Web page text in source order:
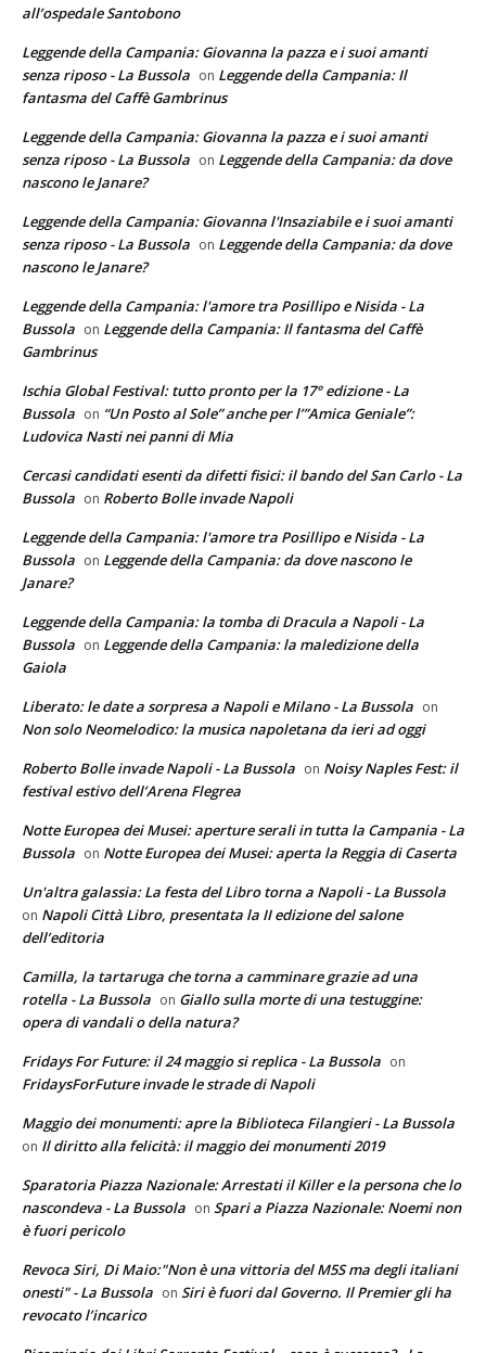
all’ospedale Santobono
Leggende della Campania: Giovanna la pazza e i suoi amanti
senza riposo - La Bussola on Leggende della Campania: Il
fantasma del Caffè Gambrinus
Leggende della Campania: Giovanna la pazza e i suoi amanti
senza riposo - La Bussola on Leggende della Campania: da dove
nascono le Janare?
Leggende della Campania: Giovanna l'Insaziabile e i suoi amanti
senza riposo - La Bussola on Leggende della Campania: da dove
nascono le Janare?
Leggende della Campania: l'amore tra Posillipo e Nisida - La
Bussola on Leggende della Campania: Il fantasma del Caffè
Gambrinus
Ischia Global Festival: tutto pronto per la 17° edizione - La
Bussola on “Un Posto al Sole” anche per l’”Amica Geniale”:
Ludovica Nasti nei panni di Mia
Cercasi candidati esenti da difetti fisici: il bando del San Carlo - La
Bussola on Roberto Bolle invade Napoli
Leggende della Campania: l'amore tra Posillipo e Nisida - La
Bussola on Leggende della Campania: da dove nascono le
Janare?
Leggende della Campania: la tomba di Dracula a Napoli - La
Bussola on Leggende della Campania: la maledizione della
Gaiola
Liberato: le date a sorpresa a Napoli e Milano - La Bussola on
Non solo Neomelodico: la musica napoletana da ieri ad oggi
Roberto Bolle invade Napoli - La Bussola on Noisy Naples Fest: il
festival estivo dell’Arena Flegrea
Notte Europea dei Musei: aperture serali in tutta la Campania - La
Bussola on Notte Europea dei Musei: aperta la Reggia di Caserta
Un'altra galassia: La festa del Libro torna a Napoli - La Bussola
on Napoli Città Libro, presentata la II edizione del salone
dell’editoria
Camilla, la tartaruga che torna a camminare grazie ad una
rotella - La Bussola on Giallo sulla morte di una testuggine:
opera di vandali o della natura?
Fridays For Future: il 24 maggio si replica - La Bussola on
FridaysForFuture invade le strade di Napoli
Maggio dei monumenti: apre la Biblioteca Filangieri - La Bussola
on Il diritto alla felicità: il maggio dei monumenti 2019
Sparatoria Piazza Nazionale: Arrestati il Killer e la persona che lo
nascondeva - La Bussola on Spari a Piazza Nazionale: Noemi non
è fuori pericolo
Revoca Siri, Di Maio:"Non è una vittoria del M5S ma degli italiani
onesti" - La Bussola on Siri è fuori dal Governo. Il Premier gli ha
revocato l’incarico